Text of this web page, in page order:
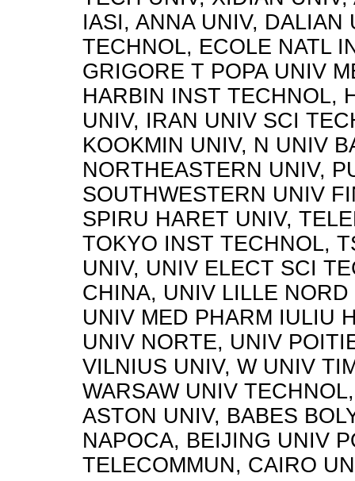
IASI, ANNA UNIV, DALIAN
TECHNOL, ECOLE NATL
GRIGORE T POPA UNIV
HARBIN INST TECHNOL,
UNIV, IRAN UNIV SCI
KOOKMIN UNIV, N UNIV
NORTHEASTERN UNIV,
SOUTHWESTERN UNIV
SPIRU HARET UNIV,
TOKYO INST TECHNOL,
UNIV, UNIV ELECT SCI
CHINA, UNIV LILLE
UNIV MED PHARM IULIU
UNIV NORTE, UNIV
VILNIUS UNIV, W UNIV
WARSAW UNIV
ASTON UNIV, BABES
NAPOCA, BEIJING UNIV
TELECOMMUN, CAIRO